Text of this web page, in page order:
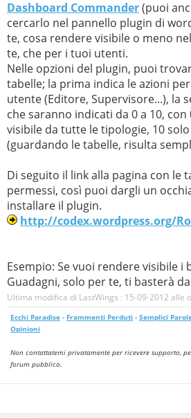
Dashboard Commander(puoi
cercarlo nel pannello plugin di
te, cosa rendere visibile o meno
te, che per i tuoi utenti.
Nelle opzioni del plugin, puoi
tabelle; la prima indica le azioni
utente (Editore, Supervisore...), la
che saranno indicati da 0 a 10,
visibile da tutte le tipologie, 10
(guardando le tabelle, risulta
Di seguito il link alla pagina con le
permessi, così puoi dargli un
installare il plugin.
http://codex.wordpress.org/
Esempio: Se vuoi rendere visibile i
Guadagni, solo per te, ti basterà
Ultima modifica di LastWings : 15-09-2012 alle
Ecchi Paradise - Frammenti Perduti - Semplici
Opinioni
Non contattatemi privatamente per ricevere supporto,
forum pubblico.